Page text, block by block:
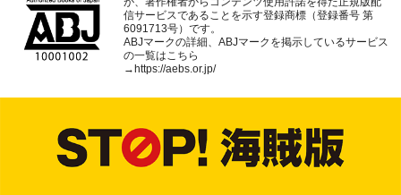
信サービスであることを示す登録商標（登録番号 第
6091713号）です。
ABJマークの詳細、ABJマークを掲示しているサービス
の一覧はこちら
→https://aebs.or.jp/